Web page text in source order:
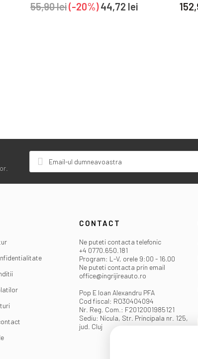
55,90 lei -20% 44,72 lei
CONTACT
Ne puteti contacta telefonic
+4 0770.650.181
Program: L-V, orele 9:00 - 16.00
Ne puteti contacta prin email
office@ingrijireauto.ro
Pop E Ioan Alexandru PFA
Cod fiscal: RO30404094
Nr. Reg. Com.: F2012001985121
Sediu: Nicula, Str. Principala nr. 125,
jud. Cluj